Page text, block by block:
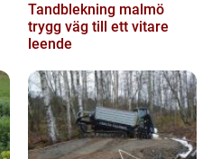
Tandblekning malmö
trygg väg till ett vitare
leende